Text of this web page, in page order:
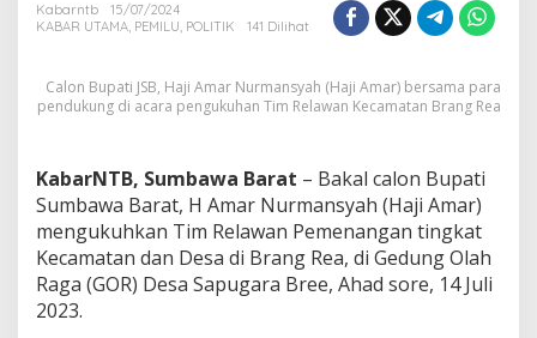
K
p
u
k
e
B
a
n
Kabarntb
15/07/2024
KABAR UTAMA, PEMILU, POLITIK 141 Dilihat
Calon Bupati JSB, Haji Amar Nurmansyah (Haji Amar) bersama para
pendukung di acara pengukuhan Tim Relawan Kecamatan Brang Rea
KabarNTB, Sumbawa Barat – Bakal calon Bupati
Sumbawa Barat, H Amar Nurmansyah (Haji Amar)
mengukuhkan Tim Relawan Pemenangan tingkat
Kecamatan dan Desa di Brang Rea, di Gedung Olah
Raga (GOR) Desa Sapugara Bree, Ahad sore, 14 Juli
2023.